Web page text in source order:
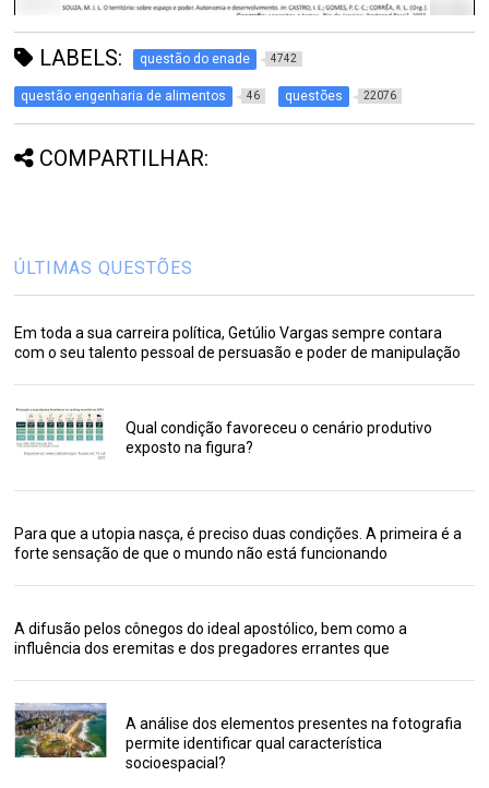
LABELS: questão do enade 4742
questão engenharia de alimentos 46 questões 22076
COMPARTILHAR:
ÚLTIMAS QUESTÕES
Em toda a sua carreira política, Getúlio Vargas sempre contara
com o seu talento pessoal de persuasão e poder de manipulação
Qual condição favoreceu o cenário produtivo
exposto na figura?
Para que a utopia nasça, é preciso duas condições. A primeira é a
forte sensação de que o mundo não está funcionando
A difusão pelos cônegos do ideal apostólico, bem como a
influência dos eremitas e dos pregadores errantes que
A análise dos elementos presentes na fotografia
permite identificar qual característica
socioespacial?